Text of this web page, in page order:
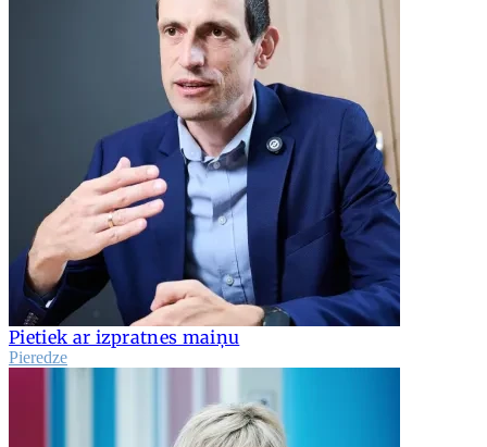
Pietiek ar izpratnes maiņu
Pieredze